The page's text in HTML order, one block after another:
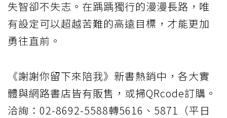
失智卻不失志。在踽踽獨行的漫漫長路，唯
有設定可以超越苦難的高遠目標，才能更加
勇往直前。
《謝謝你留下來陪我》新書熱銷中，各大實
體與網路書店皆有販售，或掃QRcode訂購。
洽詢：02-8692-5588轉5616、5871（平日